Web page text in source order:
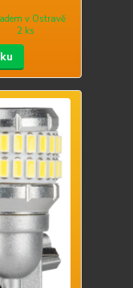
v Ostravě
2 ks